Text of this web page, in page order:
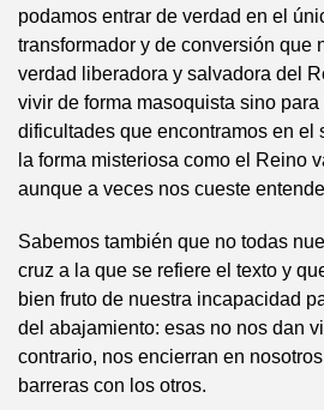
podamos entrar de verdad en el
transformador y de conversión que
verdad liberadora y salvadora del
vivir de forma masoquista sino
dificultades que encontramos en el
la forma misteriosa como el Reino
aunque a veces nos cueste
Sabemos también que no todas
cruz a la que se refiere el texto y
bien fruto de nuestra incapacidad
del abajamiento: esas no nos dan
contrario, nos encierran en
barreras con los otros.